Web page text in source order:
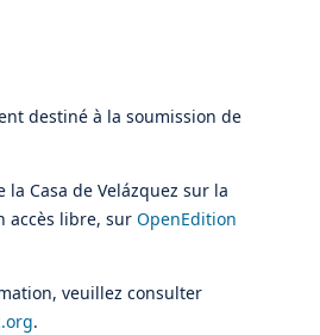
destiné à la soumission de
la Casa de Velázquez sur la
accès libre, sur OpenEdition
veuillez consulter
.